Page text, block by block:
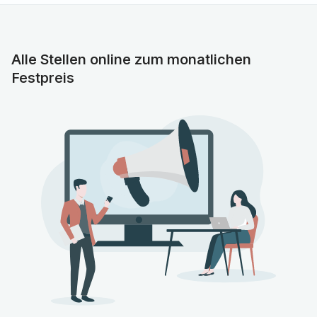
Gebiet der Anästhesie.
Sie betreuen unter anderem viele Operationen in den
Bereichen Allgemein- und Viszeralchirurgie,
Fußchirurgie sowie der Endoprothetik,
Wirbelsäulen-/Neurochirurgie und Schulter-/
Profil/Qualifikationen
Sie sind Facharzt/Fachärztin für Anästhesiologie mit
deutscher Approbation oder werden Ihre
Weiterbildung hierzu bald beenden.
Sie haben großes Interesse an ultraschallgesteuerter
Regionalanästhesie.
Sie sind teamfähig und haben Spaß an
Alle Stellen online zum monatlichen
Festpreis